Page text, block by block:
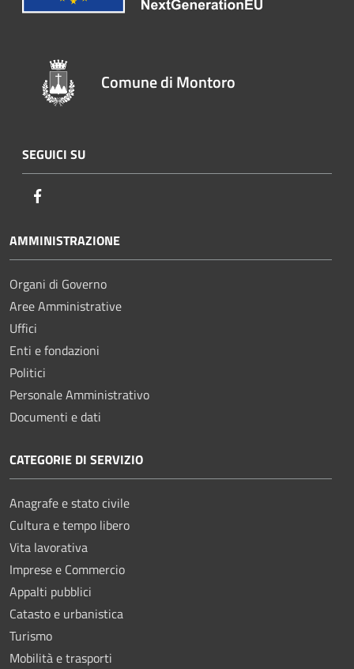
Comune di Montoro
SEGUICI SU
AMMINISTRAZIONE
Organi di Governo
Aree Amministrative
Uffici
Enti e fondazioni
Politici
Personale Amministrativo
Documenti e dati
CATEGORIE DI SERVIZIO
Anagrafe e stato civile
Cultura e tempo libero
Vita lavorativa
Imprese e Commercio
Appalti pubblici
Catasto e urbanistica
Turismo
Mobilità e trasporti